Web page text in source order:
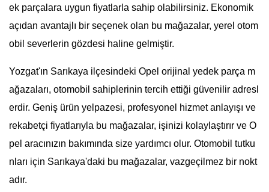
ek parçalara uygun fiyatlarla sahip olabilirsiniz. Ekonomik
açıdan avantajlı bir seçenek olan bu mağazalar, yerel otom
obil severlerin gözdesi haline gelmiştir.
Yozgat'ın Sarıkaya ilçesindeki Opel orijinal yedek parça m
ağazaları, otomobil sahiplerinin tercih ettiği güvenilir adresl
erdir. Geniş ürün yelpazesi, profesyonel hizmet anlayışı ve
rekabetçi fiyatlarıyla bu mağazalar, işinizi kolaylaştırır ve O
pel aracınızın bakımında size yardımcı olur. Otomobil tutku
nları için Sarıkaya'daki bu mağazalar, vazgeçilmez bir nokt
adır.